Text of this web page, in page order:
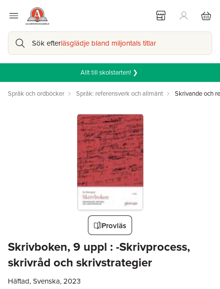
Sök efterläsglädje bland miljontals titlar
Allt till skolstarten! ❯
Språk och ordböcker Språk: referensverk och allmänt Skrivande och
Provläs
Skrivboken, 9 uppl : -Skrivprocess,
skrivråd och skrivstrategier
Häftad, Svenska, 2023